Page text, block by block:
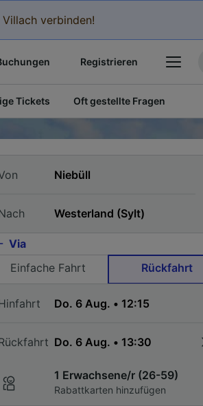
verbinden!
Registrieren
Tickets Oft gestellte Fragen
Via
Einfache Fahrt
Rückfahrt
1 Erwachsene/r (26-59)
Rabattkarten hinzufügen